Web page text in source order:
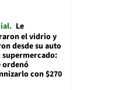
Le
el vidrio y
desde su auto
supermercado:
ordenó
con $270